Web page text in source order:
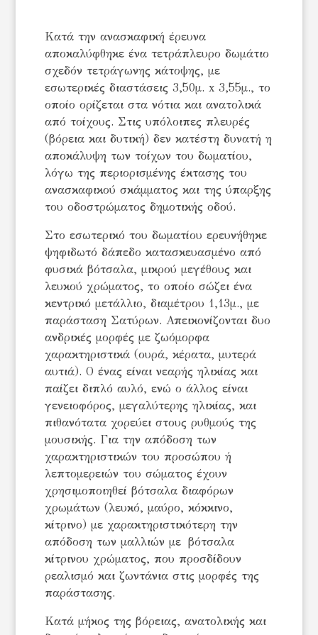
Κατά την ανασκαφική έρευνα
αποκαλύφθηκε ένα τετράπλευρο δωμάτιο
σχεδόν τετράγωνης κάτοψης, με
εσωτερικές διαστάσεις 3,50μ. x 3,55μ., το
οποίο ορίζεται στα νότια και ανατολικά
από τοίχους. Στις υπόλοιπες πλευρές
(βόρεια και δυτική) δεν κατέστη δυνατή η
αποκάλυψη των τοίχων του δωματίου,
λόγω της περιορισμένης έκτασης του
ανασκαφικού σκάμματος και της ύπαρξης
του οδοστρώματος δημοτικής οδού.
Στο εσωτερικό του δωματίου ερευνήθηκε
ψηφιδωτό δάπεδο κατασκευασμένο από
φυσικά βότσαλα, μικρού μεγέθους και
λευκού χρώματος, το οποίο σώζει ένα
κεντρικό μετάλλιο, διαμέτρου 1,13μ., με
παράσταση Σατύρων. Απεικονίζονται δυο
ανδρικές μορφές με ζωόμορφα
χαρακτηριστικά (ουρά, κέρατα, μυτερά
αυτιά). Ο ένας είναι νεαρής ηλικίας και
παίζει διπλό αυλό, ενώ ο άλλος είναι
γενειοφόρος, μεγαλύτερης ηλικίας, και
πιθανότατα χορεύει στους ρυθμούς της
μουσικής. Για την απόδοση των
χαρακτηριστικών του προσώπου ή
λεπτομερειών του σώματος έχουν
χρησιμοποιηθεί βότσαλα διαφόρων
χρωμάτων (λευκό, μαύρο, κόκκινο,
κίτρινο) με χαρακτηριστικότερη την
απόδοση των μαλλιών με βότσαλα
κίτρινου χρώματος, που προσδίδουν
ρεαλισμό και ζωντάνια στις μορφές της
παράστασης.
Κατά μήκος της βόρειας, ανατολικής και